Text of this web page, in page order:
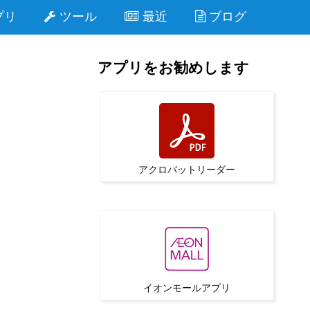
リ ツール 最近 ブログ
アプリをお勧めします
アクロバットリーダー
イオンモールアプリ